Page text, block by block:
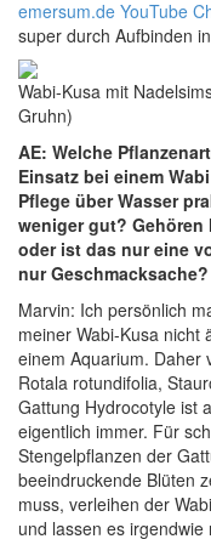
emersum.de YouTube
super durch Aufbinden
Wabi-Kusa mit
Gruhn)
AE: Welche
Einsatz bei einem
Pflege über Wasser
weniger gut?
oder ist das nur eine
nur Geschmacksache?
Marvin: Ich persönlich
meiner Wabi-Kusa nicht
einem Aquarium. Daher
Rotala rotundifolia,
Gattung Hydrocotyle ist
eigentlich immer. Für
Stengelpflanzen der
beeindruckende Blüten
muss, verleihen der
und lassen es